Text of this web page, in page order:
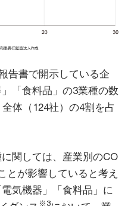
告書で開示している企
「食料品」の3業種の数
体（124社）の4割を占
関しては、産業別のCO
とが影響していると考え
気機器」「食料品」に
※3